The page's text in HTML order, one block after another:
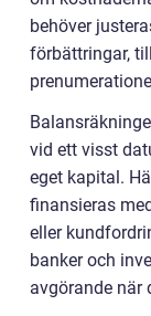
behöver
förbättringar,
vid ett visst
eget kapital.
finansieras
eller
banker och
avgörande när